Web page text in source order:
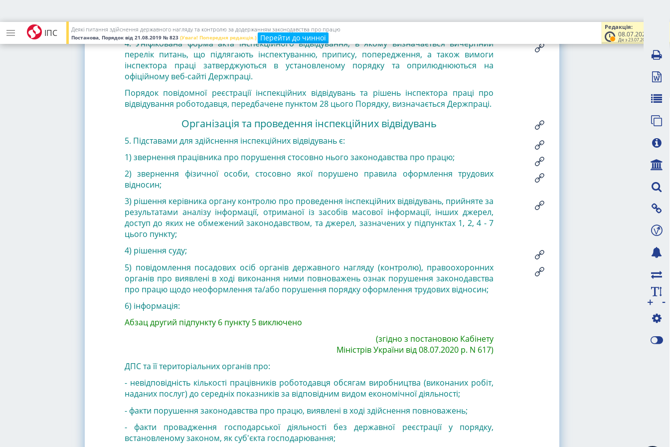
ІПС
Редакція:
08.07.2020
Діє з 23.07.2020
Деякі питання здійснення державного нагляду та контролю за додержанням законодавства про працю
Постанова, Порядок від 21.08.2019 № 823 (Увага! Попередня редакція.) Перейти до чинної
Кабінету Міністрів України від 08.07.2020 р. N 617
4. Уніфікована форма акта інспекційного відвідування, в якому визначається вичерпний
перелік питань, що підлягають інспектуванню, припису, попередження, а також вимоги
інспектора праці затверджуються в установленому порядку та оприлюднюються на
офіційному веб-сайті Держпраці.
Порядок повідомної реєстрації інспекційних відвідувань та рішень інспектора праці про
відвідування роботодавця, передбачене пунктом 28 цього Порядку, визначається Держпраці.
Організація та проведення інспекційних відвідувань
5. Підставами для здійснення інспекційних відвідувань є:
1) звернення працівника про порушення стосовно нього законодавства про працю;
2) звернення фізичної особи, стосовно якої порушено правила оформлення трудових
відносин;
3) рішення керівника органу контролю про проведення інспекційних відвідувань, прийняте за
результатами аналізу інформації, отриманої із засобів масової інформації, інших джерел,
доступ до яких не обмежений законодавством, та джерел, зазначених у підпунктах 1, 2, 4 - 7
цього пункту;
4) рішення суду;
5) повідомлення посадових осіб органів державного нагляду (контролю), правоохоронних
органів про виявлені в ході виконання ними повноважень ознак порушення законодавства
про працю щодо неоформлення та/або порушення порядку оформлення трудових відносин;
6) інформація:
Абзац другий підпункту 6 пункту 5 виключено
(згідно з постановою Кабінету
Міністрів України від 08.07.2020 р. N 617)
ДПС та її територіальних органів про:
- невідповідність кількості працівників роботодавця обсягам виробництва (виконаних робіт,
наданих послуг) до середніх показників за відповідним видом економічної діяльності;
- факти порушення законодавства про працю, виявлені в ході здійснення повноважень;
- факти провадження господарської діяльності без державної реєстрації у порядку,
встановленому законом, як суб'єкта господарювання;
-
+